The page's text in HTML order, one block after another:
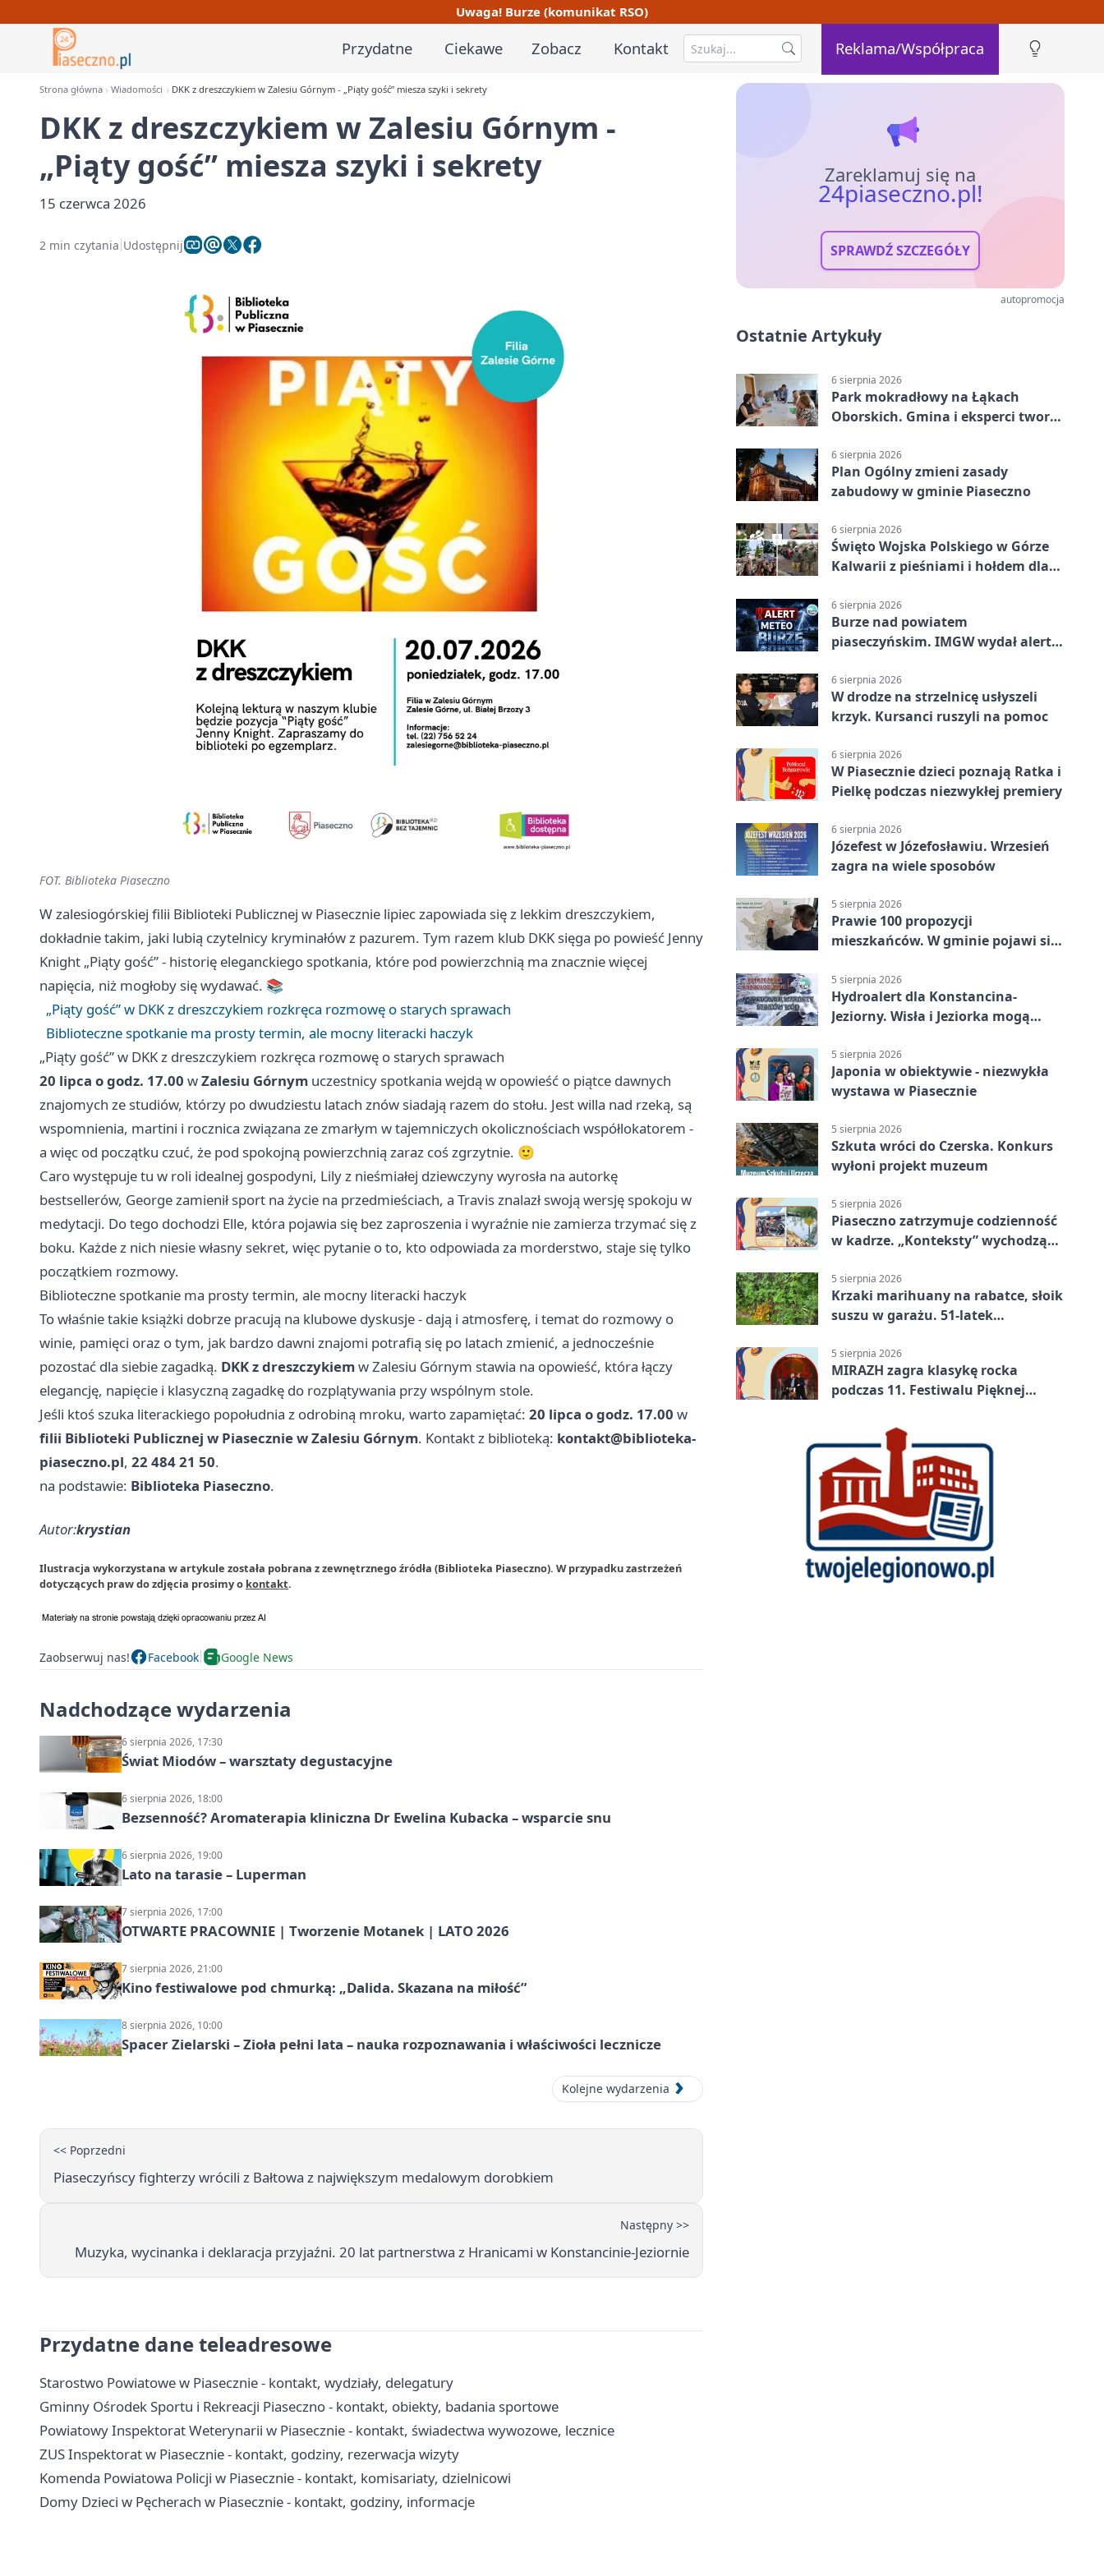
Uwaga! Burze (komunikat RSO)
Przydatne Ciekawe Zobacz Kontakt Reklama/Współpraca
Strona główna Wiadomości DKK z dreszczykiem w Zalesiu Górnym - „Piąty gość” miesza szyki i sekrety
DKK z dreszczykiem w Zalesiu Górnym -
„Piąty gość” miesza szyki i sekrety
15 czerwca 2026
2 min czytania Udostępnij
FOT. Biblioteka Piaseczno
W zalesiogórskiej filii Biblioteki Publicznej w Piasecznie lipiec zapowiada się z lekkim dreszczykiem,
dokładnie takim, jaki lubią czytelnicy kryminałów z pazurem. Tym razem klub DKK sięga po powieść Jenny
Knight „Piąty gość” - historię eleganckiego spotkania, które pod powierzchnią ma znacznie więcej
napięcia, niż mogłoby się wydawać. 📚
„Piąty gość” w DKK z dreszczykiem rozkręca rozmowę o starych sprawach
Biblioteczne spotkanie ma prosty termin, ale mocny literacki haczyk
„Piąty gość” w DKK z dreszczykiem rozkręca rozmowę o starych sprawach
20 lipca o godz. 17.00 wZalesiu Górnym uczestnicy spotkania wejdą w opowieść o piątce dawnych
znajomych ze studiów, którzy po dwudziestu latach znów siadają razem do stołu. Jest willa nad rzeką, są
wspomnienia, martini i rocznica związana ze zmarłym w tajemniczych okolicznościach współlokatorem -
a więc od początku czuć, że pod spokojną powierzchnią zaraz coś zgrzytnie. 🙂
Caro występuje tu w roli idealnej gospodyni, Lily z nieśmiałej dziewczyny wyrosła na autorkę
bestsellerów, George zamienił sport na życie na przedmieściach, a Travis znalazł swoją wersję spokoju w
medytacji. Do tego dochodzi Elle, która pojawia się bez zaproszenia i wyraźnie nie zamierza trzymać się z
boku. Każde z nich niesie własny sekret, więc pytanie o to, kto odpowiada za morderstwo, staje się tylko
początkiem rozmowy.
Biblioteczne spotkanie ma prosty termin, ale mocny literacki haczyk
To właśnie takie książki dobrze pracują na klubowe dyskusje - dają i atmosferę, i temat do rozmowy o
winie, pamięci oraz o tym, jak bardzo dawni znajomi potrafią się po latach zmienić, a jednocześnie
pozostać dla siebie zagadką. DKK z dreszczykiemw Zalesiu Górnym stawia na opowieść, która łączy
elegancję, napięcie i klasyczną zagadkę do rozplątywania przy wspólnym stole.
Jeśli ktoś szuka literackiego popołudnia z odrobiną mroku, warto zapamiętać: 20 lipca o godz. 17.00 w
filii Biblioteki Publicznej w Piasecznie w Zalesiu Górnym. Kontakt z biblioteką: kontakt@biblioteka-
piaseczno.pl, 22 484 21 50.
na podstawie: Biblioteka Piaseczno.
Autor:krystian
Ilustracja wykorzystana w artykule została pobrana z zewnętrznego źródła (Biblioteka Piaseczno). W przypadku zastrzeżeń
dotyczących praw do zdjęcia prosimy o kontakt.
Zaobserwuj nas! Facebook Google News
Nadchodzące wydarzenia
6 sierpnia 2026, 17:30
Świat Miodów – warsztaty degustacyjne
6 sierpnia 2026, 18:00
Bezsenność? Aromaterapia kliniczna Dr Ewelina Kubacka – wsparcie snu
6 sierpnia 2026, 19:00
Lato na tarasie – Luperman
7 sierpnia 2026, 17:00
OTWARTE PRACOWNIE | Tworzenie Motanek | LATO 2026
7 sierpnia 2026, 21:00
Kino festiwalowe pod chmurką: „Dalida. Skazana na miłość”
8 sierpnia 2026, 10:00
Spacer Zielarski – Zioła pełni lata – nauka rozpoznawania i właściwości lecznicze
Kolejne wydarzenia
<< Poprzedni
Piaseczyńscy fighterzy wrócili z Bałtowa z największym medalowym dorobkiem
Następny >>
Muzyka, wycinanka i deklaracja przyjaźni. 20 lat partnerstwa z Hranicami w Konstancinie-Jeziornie
Przydatne dane teleadresowe
Starostwo Powiatowe w Piasecznie - kontakt, wydziały, delegatury
Gminny Ośrodek Sportu i Rekreacji Piaseczno - kontakt, obiekty, badania sportowe
Powiatowy Inspektorat Weterynarii w Piasecznie - kontakt, świadectwa wywozowe, lecznice
ZUS Inspektorat w Piasecznie - kontakt, godziny, rezerwacja wizyty
Komenda Powiatowa Policji w Piasecznie - kontakt, komisariaty, dzielnicowi
Domy Dzieci w Pęcherach w Piasecznie - kontakt, godziny, informacje
Zareklamuj się na
24piaseczno.pl!
SPRAWDŹ SZCZEGÓŁY
autopromocja
Ostatnie Artykuły
6 sierpnia 2026
Park mokradłowy na Łąkach
Oborskich. Gmina i eksperci tworzą
6 sierpnia 2026
Plan Ogólny zmieni zasady
zabudowy w gminie Piaseczno
6 sierpnia 2026
Święto Wojska Polskiego w Górze
Kalwarii z pieśniami i hołdem dla
6 sierpnia 2026
Burze nad powiatem
piaseczyńskim. IMGW wydał alert
6 sierpnia 2026
W drodze na strzelnicę usłyszeli
krzyk. Kursanci ruszyli na pomoc
6 sierpnia 2026
W Piasecznie dzieci poznają Ratka i
Pielkę podczas niezwykłej premiery
6 sierpnia 2026
Józefest w Józefosławiu. Wrzesień
zagra na wiele sposobów
5 sierpnia 2026
Prawie 100 propozycji
mieszkańców. W gminie pojawi się
5 sierpnia 2026
Hydroalert dla Konstancina-
Jeziorny. Wisła i Jeziorka mogą
5 sierpnia 2026
Japonia w obiektywie - niezwykła
wystawa w Piasecznie
5 sierpnia 2026
Szkuta wróci do Czerska. Konkurs
wyłoni projekt muzeum
5 sierpnia 2026
Piaseczno zatrzymuje codzienność
w kadrze. „Konteksty” wychodzą
5 sierpnia 2026
Krzaki marihuany na rabatce, słoik
suszu w garażu. 51-latek
5 sierpnia 2026
MIRAZH zagra klasykę rocka
podczas 11. Festiwalu Pięknej